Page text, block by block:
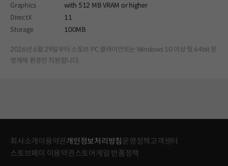
Graphics
with 512 MB VRAM or higher
DirectX
11
Storage
100MB
2026년 6월 29일부터 스토브 PC 클라이언트는 Windows 10 이상 및 64bit 운
영체제 환경만 지원합니다.
회사소개 이용약관개인정보처리방침 운영정책고객센터
스토브페이 이용약관스토어게임 반품정책